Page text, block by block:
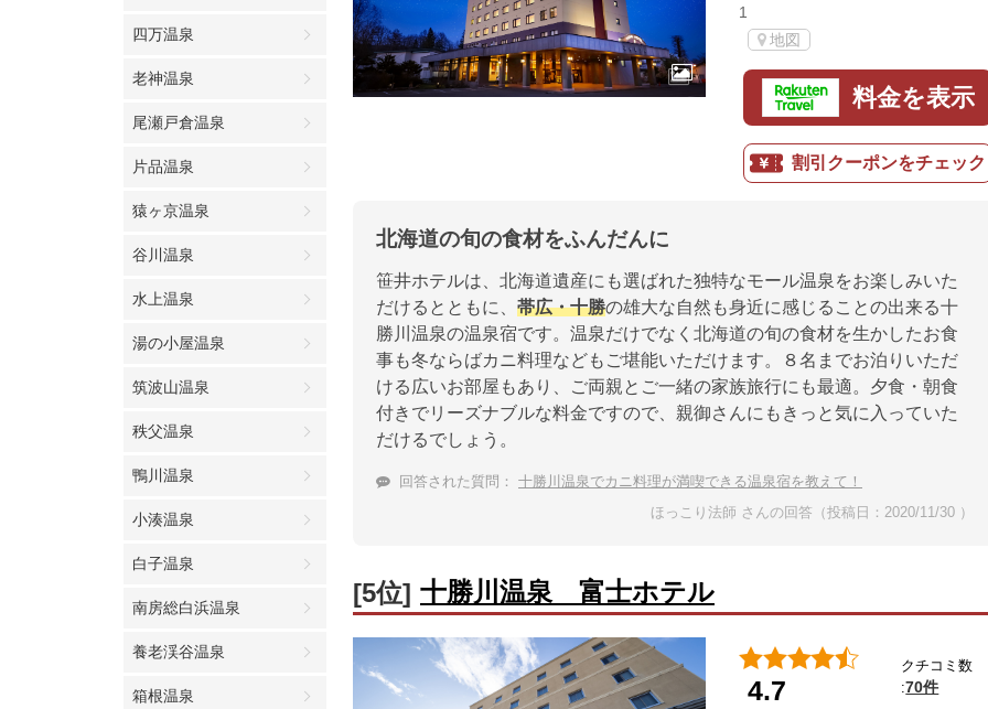
四万温泉
老神温泉
尾瀬戸倉温泉
片品温泉
猿ヶ京温泉
谷川温泉
水上温泉
湯の小屋温泉
筑波山温泉
秩父温泉
鴨川温泉
小湊温泉
白子温泉
南房総白浜温泉
養老渓谷温泉
箱根温泉
1
地図
料金を表示
割引クーポンをチェック
北海道の旬の食材をふんだんに
笹井ホテルは、北海道遺産にも選ばれた独特なモール温泉をお楽しみいた
だけるとともに、 帯広・十勝の雄大な自然も身近に感じることの出来る十
勝川温泉の温泉宿です。温泉だけでなく北海道の旬の食材を生かしたお食
事も冬ならばカニ料理などもご堪能いただけます。８名までお泊りいただ
ける広いお部屋もあり、ご両親とご一緒の家族旅行にも最適。夕食・朝食
付きでリーズナブルな料金ですので、親御さんにもきっと気に入っていた
だけるでしょう。
回答された質問： 十勝川温泉でカニ料理が満喫できる温泉宿を教えて！
ほっこり法師 さんの回答（投稿日：2020/11/30 ）
[5位] 十勝川温泉 富士ホテル
4.7
クチコミ数
:70件